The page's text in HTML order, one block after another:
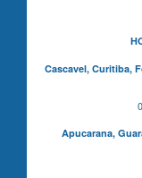
Cascavel, Curitiba,
Apucarana,